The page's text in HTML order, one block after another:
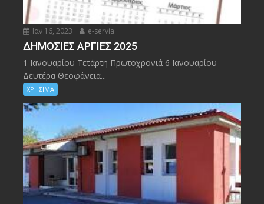
Ιαν 16, 2023 e-servia
ΔΗΜΟΣΙΕΣ ΑΡΓΙΕΣ 2025
1 Ιανουαρίου Τετάρτη Πρωτοχρονιά 6 Ιανουαρίου
Δευτέρα Θεοφάνεια...
ΧΡΗΣΙΜΑ